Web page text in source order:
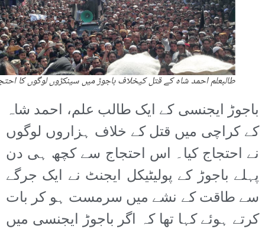
طالبعلم احمد شاہ کے قتل کیخلاف باجوڑ میں سینکڑوں لوگوں کا
باجوڑ ایجنسی کے ایک طالب علم، احمد شاہ
کے کراچی میں قتل کے خلاف ہزاروں لوگوں
نے احتجاج کیا۔ اس احتجاج سے کچھ ہی دن
پہلے باجوڑ کے پولیٹیکل ایجنٹ نے ایک جرگے
سے طاقت کے نشے میں سرمست ہو کر بات
کرتے ہوئے کہا تھا کہ اگر باجوڑ ایجنسی میں